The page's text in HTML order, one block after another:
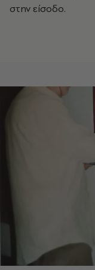
στην είσοδο.